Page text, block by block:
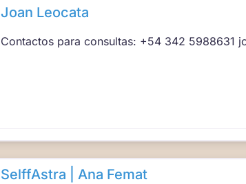
Joan Leocata
Contactos para consultas: +54 342 5988631
SelffAstra | Ana Femat